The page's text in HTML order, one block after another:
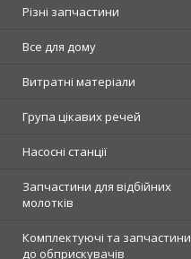
Різні запчастини
Все для дому
Витратні матеріали
Група цікавих речей
Насосні станції
Запчастини для відбійних
молотків
Комплектуючі та запчастини
до обприскувачів